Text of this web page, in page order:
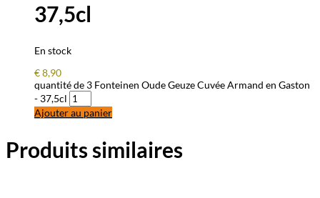
37,5cl
En stock
€8,90
quantité de 3 Fonteinen Oude Geuze Cuvée Armand en Gaston
- 37,5cl
Ajouter au panier
Produits similaires